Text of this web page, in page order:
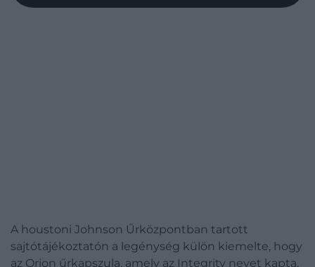
A houstoni Johnson Űrközpontban tartott
sajtótájékoztatón a legénység külön kiemelte, hogy
az Orion űrkapszula, amely az Integrity nevet kapta,